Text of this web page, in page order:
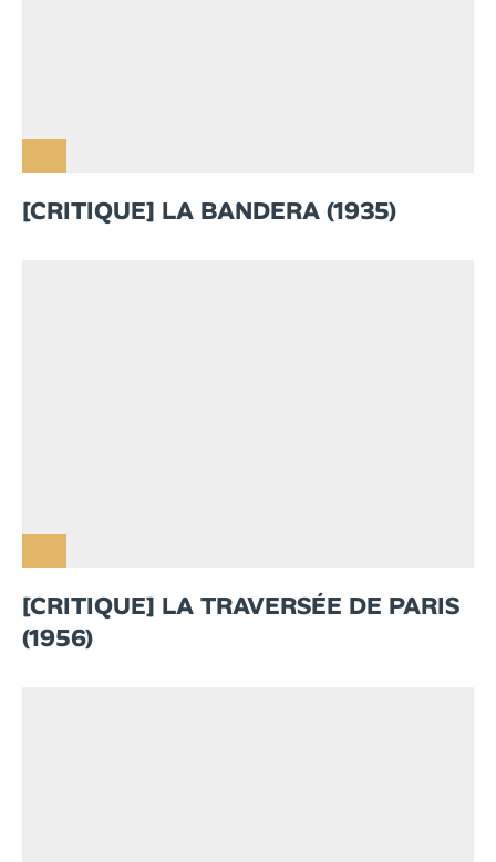
[CRITIQUE] LA BANDERA (1935)
[CRITIQUE] LA TRAVERSÉE DE PARIS
(1956)